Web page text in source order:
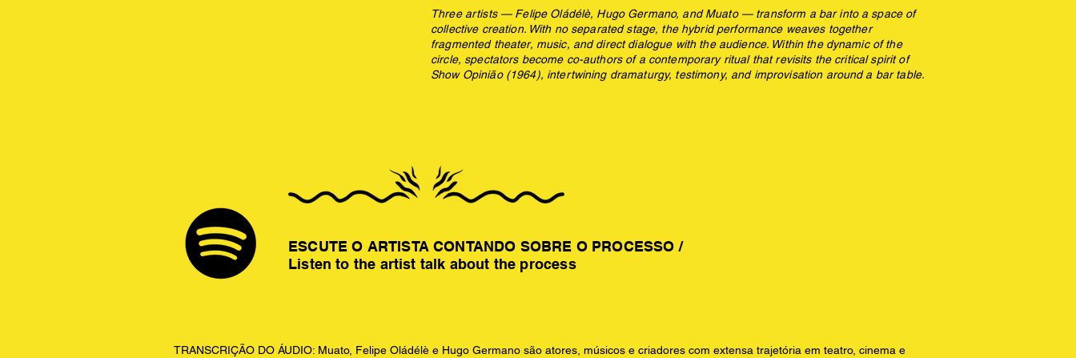
Three artists — Felipe Oládélè, Hugo Germano, and Muato — transform a bar into a space of
collective creation. With no separated stage, the hybrid performance weaves together
fragmented theater, music, and direct dialogue with the audience. Within the dynamic of the
circle, spectators become co-authors of a contemporary ritual that revisits the critical spirit of
Show Opinião (1964), intertwining dramaturgy, testimony, and improvisation around a bar table.
ESCUTE O ARTISTA CONTANDO SOBRE O PROCESSO /
Listen to the artist talk about the process
TRANSCRIÇÃO DO ÁUDIO: Muato, Felipe Oládélè e Hugo Germano são atores, músicos e criadores com extensa trajetória em teatro, cinema e